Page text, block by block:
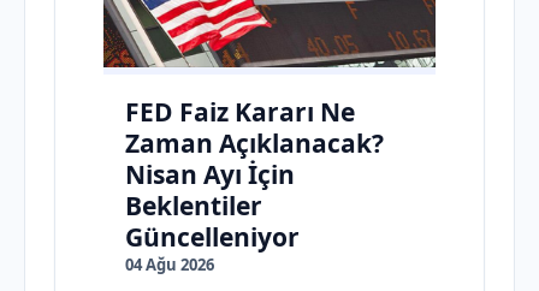
FED Faiz Kararı Ne
Zaman Açıklanacak?
Nisan Ayı İçin
Beklentiler
Güncelleniyor
04 Ağu 2026